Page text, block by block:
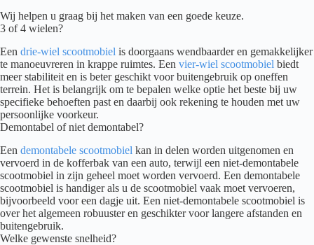
Wij helpen u graag bij het maken van een goede keuze.
3 of 4 wielen?
Een drie-wiel scootmobiel is doorgaans wendbaarder en gemakkelijker
te manoeuvreren in krappe ruimtes. Een vier-wiel scootmobiel biedt
meer stabiliteit en is beter geschikt voor buitengebruik op oneffen
terrein. Het is belangrijk om te bepalen welke optie het beste bij uw
specifieke behoeften past en daarbij ook rekening te houden met uw
persoonlijke voorkeur.
Demontabel of niet demontabel?
Een demontabele scootmobiel kan in delen worden uitgenomen en
vervoerd in de kofferbak van een auto, terwijl een niet-demontabele
scootmobiel in zijn geheel moet worden vervoerd. Een demontabele
scootmobiel is handiger als u de scootmobiel vaak moet vervoeren,
bijvoorbeeld voor een dagje uit. Een niet-demontabele scootmobiel is
over het algemeen robuuster en geschikter voor langere afstanden en
buitengebruik.
Welke gewenste snelheid?